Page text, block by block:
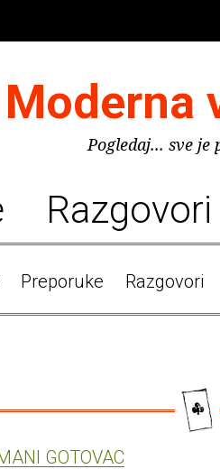
Moderna
Pogledaj... sve je
Razgovori
Preporuke Razgovori
GOTOVAC